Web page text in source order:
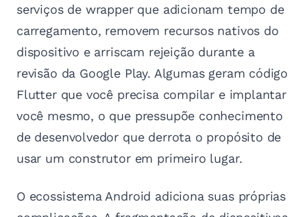
serviços de wrapper que adicionam tempo de
carregamento, removem recursos nativos do
dispositivo e arriscam rejeição durante a
revisão da Google Play. Algumas geram código
Flutter que você precisa compilar e implantar
você mesmo, o que pressupõe conhecimento
de desenvolvedor que derrota o propósito de
usar um construtor em primeiro lugar.
O ecossistema Android adiciona suas próprias